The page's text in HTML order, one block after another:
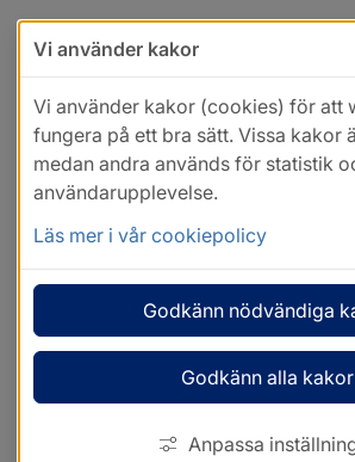
Vi använder kakor
Vi använder kakor (cookies) för att
fungera på ett bra sätt. Vissa kakor
medan andra används för statistik
användarupplevelse.
Läs mer i vår cookiepolicy
Godkänn nödvändiga
Godkänn alla kakor
Anpassa